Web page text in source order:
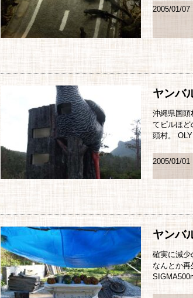
2005/01/07
ヤンバ
沖縄県国頭
てピルほ
頭村。
2005/01/01
ヤンバ
確実に減少
なんとか再